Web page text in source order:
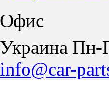
Офис
Украина Пн-
info@car-